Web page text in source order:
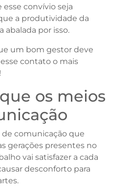
esse convívio seja
a produtividade da
abalada por isso.
um bom gestor deve
contato o mais
os meios
comunicação que
gerações presentes no
vai satisfazer a cada
desconforto para